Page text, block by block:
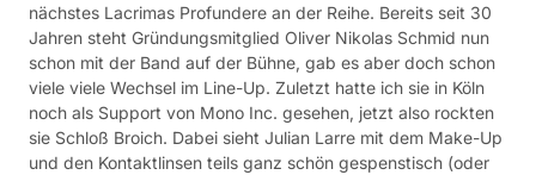
nächstes Lacrimas Profundere an der Reihe. Bereits seit 30
Jahren steht Gründungsmitglied Oliver Nikolas Schmid nun
schon mit der Band auf der Bühne, gab es aber doch schon
viele viele Wechsel im Line-Up. Zuletzt hatte ich sie in Köln
noch als Support von Mono Inc. gesehen, jetzt also rockten
sie Schloß Broich. Dabei sieht Julian Larre mit dem Make-Up
und den Kontaktlinsen teils ganz schön gespenstisch (oder